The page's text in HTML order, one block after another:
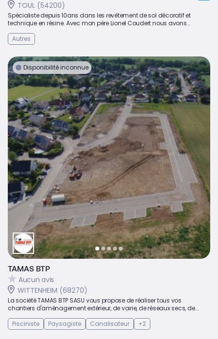
TOUL (54200)
Spécialiste depuis 10ans dans les revêtement de sol décoratif et
technique en résine. Avec mon père Lionel Coudert nous avons...
Autres
Disponibilité inconnue
TAMAS BTP
Aucun avis
WITTENHEIM (68270)
La société TAMAS BTP SASU vous propose de réaliser tous vos
chantiers d'aménagement extérieur, de voirie, de réseaux secs, de...
Pisciniste
Paysagiste Canalisateur +2